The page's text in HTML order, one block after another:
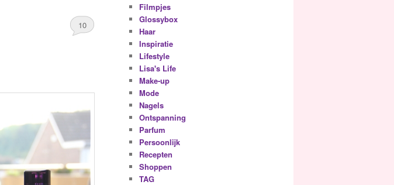
10
Filmpjes
Glossybox
Haar
Inspiratie
Lifestyle
Lisa's Life
Make-up
Mode
Nagels
Ontspanning
Parfum
Persoonlijk
Recepten
Shoppen
TAG